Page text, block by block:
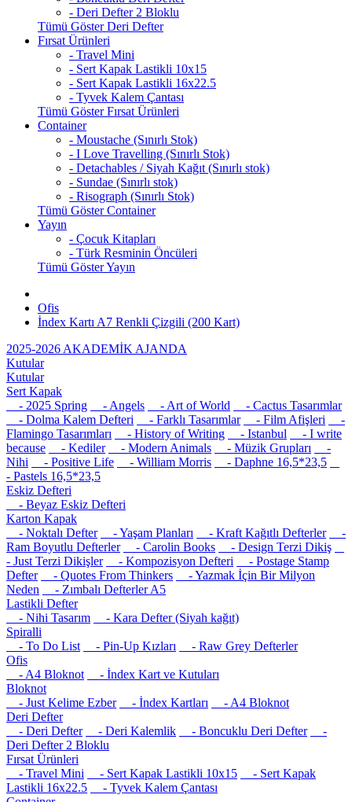
- Deri Defter 2 Bloklu
Tümü Göster Deri Defter
Fırsat Ürünleri
- Travel Mini
- Sert Kapak Lastikli 10x15
- Sert Kapak Lastikli 16x22.5
- Tyvek Kalem Çantası
Tümü Göster Fırsat Ürünleri
Container
- Moustache (Sınırlı Stok)
- I Love Travelling (Sınırlı Stok)
- Detachables / Siyah Kağıt (Sınırlı stok)
- Sundae (Sınırlı stok)
- Risograph (Sınırlı Stok)
Tümü Göster Container
Yayın
- Çocuk Kitapları
- Türk Resminin Öncüleri
Tümü Göster Yayın
Ofis
İndex Kartı A7 Renkli Çizgili (200 Kart)
2025-2026 AKADEMİK AJANDA
Kutular
Kutular
Sert Kapak
- 2025 Spring
- Angels - Art of World
- Cactus Tasarımlar
- Dolma Kalem Defteri
- Farklı Tasarımlar - Film Afişleri
-
Flamingo Tasarımları
- History of Writing - Istanbul
- I write
because
- Kediler - Modern Animals - Müzik Grupları
-
Nihi
- Positive Life - William Morris
- Daphne 16,5*23,5
- Pastels 16,5*23,5
Eskiz Defteri
- Beyaz Eskiz Defteri
Karton Kapak
- Noktalı Defter
- Yaşam Planları - Kraft Kağıtlı Defterler
-
Ram Boyutlu Defterler
- Carolin Books
- Design Terzi Dikiş
- Just Terzi Dikişler
- Kompozisyon Defteri
- Postage Stamp
Defter
- Quotes From Thinkers
- Yazmak İçin Bir Milyon
Neden
- Zımbalı Defterler A5
Lastikli Defter
- Nihi Tasarım
- Kara Defter (Siyah kağıt)
Spiralli
- To Do List
- Pin-Up Kızları
- Raw Grey Defterler
Ofis
- A4 Bloknot
- İndex Kart ve Kutuları
Bloknot
- Just Kelime Ezber
- İndex Kartları
- A4 Bloknot
Deri Defter
- Deri Defter
- Deri Kalemlik - Boncuklu Deri Defter
-
Deri Defter 2 Bloklu
Fırsat Ürünleri
- Travel Mini
- Sert Kapak Lastikli 10x15
- Sert Kapak
Lastikli 16x22.5
- Tyvek Kalem Çantası